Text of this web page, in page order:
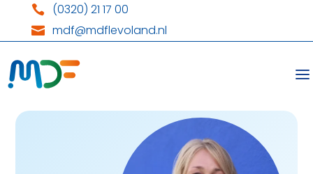
 (0320) 21 17 00
 mdf@mdflevoland.nl